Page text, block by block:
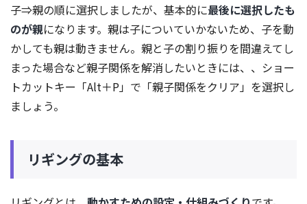
子⇒親の順に選択しましたが、基本的に最後に選択したも
のが親になります。親は子についていかないため、子を動
かしても親は動きません。親と子の割り振りを間違えてし
まった場合など親子関係を解消したいときには、、ショー
トカットキー「Alt＋P」で「親子関係をクリア」を選択し
ましょう。
リギングの基本